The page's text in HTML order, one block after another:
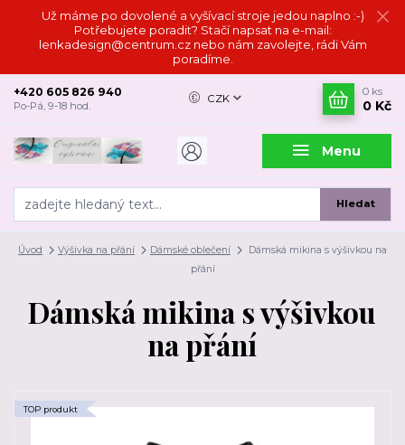
Už máme po dovolené a vyšívací stroje jedou naplno :-)
Potřebujete poradit? Stačí napsat na e-mail:
lenkadesign@centrum.cz nebo nám zavolejte, rádi Vám
poradíme.
Menu
CZK
Hledat
+420 605 826 940
Po-Pá, 9-18 hod.
0 ks
0 Kč
Úvod Výšivka na přání Dámské oblečení
Dámská mikina s výšivkou na
přání
Dámská mikina s výšivkou
na přání
TOP produkt